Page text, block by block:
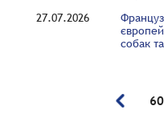
27.07.2026
собак
60